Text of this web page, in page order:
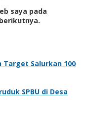
saya pada
Target Salurkan 100
SPBU di Desa